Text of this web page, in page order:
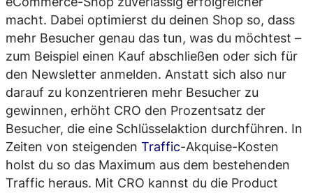
macht. Dabei optimierst du deinen Shop so, dass
mehr Besucher genau das tun, was du möchtest –
zum Beispiel einen Kauf abschließen oder sich für
den Newsletter anmelden. Anstatt sich also nur
darauf zu konzentrieren mehr Besucher zu
gewinnen, erhöht CRO den Prozentsatz der
Besucher, die eine Schlüsselaktion durchführen. In
Zeiten von steigenden Traffic-Akquise-Kosten
holst du so das Maximum aus dem bestehenden
Traffic heraus. Mit CRO kannst du die Product